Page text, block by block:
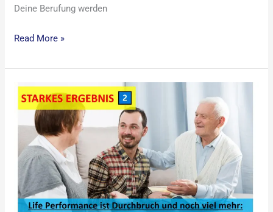
Deine Berufung werden
Read More »
Opferhaltung
ablegen,
Blockaden
lassen
und
erfolgreich
durchstarten